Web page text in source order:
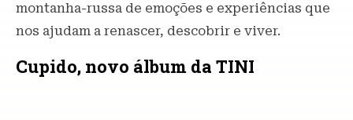
montanha-russa de emoções e experiências que
nos ajudam a renascer, descobrir e viver.
Cupido, novo álbum da TINI